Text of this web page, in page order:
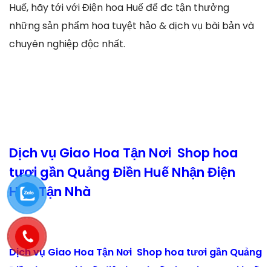
Huế, hãy tới với Điện hoa Huế để đc tận thưởng
những sản phẩm hoa tuyệt hảo & dịch vụ bài bản và
chuyên nghiệp độc nhất.
Dịch vụ Giao Hoa Tận Nơi Shop hoa
tươi gần Quảng Điền Huế Nhận Điện
Hoa Tận Nhà
Dịch vụ Giao Hoa Tận Nơi Shop hoa tươi gần Quảng